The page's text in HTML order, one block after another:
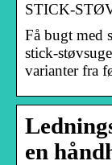
STICK-
Få bugt med
stick-
varianter fra
en